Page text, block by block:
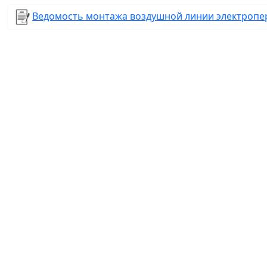
Ведомость монтажа воздушной линии